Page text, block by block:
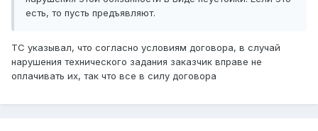
есть, то пусть предъявляют.
ТС указывал, что согласно условиям договора, в случай
нарушения технического задания заказчик вправе не
оплачивать их, так что все в силу договора